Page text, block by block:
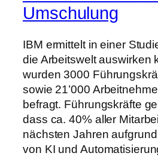
Umschulung
IBM ermittelt in einer
die Arbeitswelt auswirken
wurden 3000
sowie 21’000
befragt. Führungskräfte
dass ca. 40% aller
nächsten Jahren
von KI und